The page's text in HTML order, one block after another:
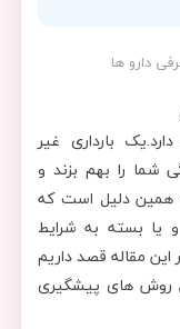
دارو ها
بارداری غیر
شما را بهم بزند و
همین دلیل است که
و یا بسته به شرایط
مقاله قصد داریم
روش های پیشگیری